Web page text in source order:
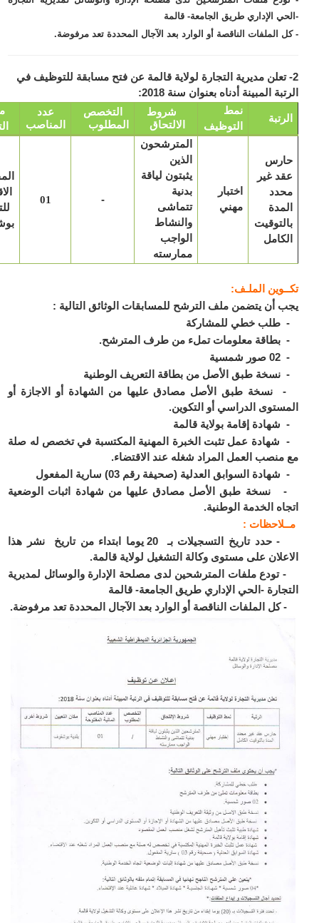
الإداري طريق الجامعة- قالمة
الملفات الناقصة أو الوارد بعد الآجال المحددة تعد مرفوضة.
تعلن مديرية التجارة لولاية قالمة عن فتح مسابقة للتوظيف في
المبينة أدناه بعنوان سنة 2018:
التوظيف
الالتحاق
التخصص
المطلوب
عدد
المناصب
التعيين
غير
اختبار
مهني
المترشحون
يثبتون لياقة
بدنية
تتماشى
والنشاط
ممارسته
المفتشية
الاقليمية
بوشقوف
الملـف:
أن يتضمن ملف الترشح للمسابقات الوثائق التالية :
خطي للمشاركة
معلومات تملء من طرف المترشح.
طبق الأصل من بطاقة التعريف الوطنية
طبق الأصل مصادق عليها من الشهادة أو الاجازة أو
الدراسي أو التكوين.
إقامة بولاية قالمة
عمل تثبت الخبرة المهنية المكتسبة في تخصص له صلة
العمل المراد شغله عند الاقتضاء.
السوابق العدلية (صحيفة رقم 03) سارية المفعول
طبق الأصل مصادق عليها من شهادة اثبات الوضعية
الخدمة الوطنية.
:
- حدد تاريخ التسجيلات بـ 20 يوما ابتداء من تاريخ نشر هذا
على مستوى وكالة التشغيل لولاية قالمة.
ملفات المترشحين لدى مصلحة الإدارة والوسائل لمديرية
-الحي الإداري طريق الجامعة- قالمة
الملفات الناقصة أو الوارد بعد الآجال المحددة تعد مرفوضة.